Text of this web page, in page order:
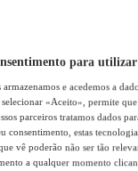
para utilizar
armazenamos e acedemos a
«Aceito», permite
parceiros tratamos dados
consentimento, estas
vê poderão não ser tão
a qualquer momento